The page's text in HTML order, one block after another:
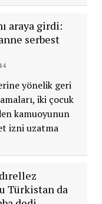
araya girdi:
serbest
yönelik geri
iki çocuk
kamuoyunun
izni uzatma
Türkistan da